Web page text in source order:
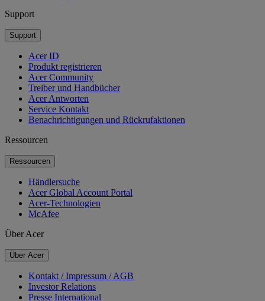
Support
Support
Acer ID
Produkt registrieren
Acer Community
Treiber und Handbücher
Acer Antworten
Service Kontakt
Benachrichtigungen und Rückrufaktionen
Ressourcen
Ressourcen
Händlersuche
Acer Global Account Portal
Acer-Technologien
McAfee
Über Acer
Über Acer
Kontakt / Impressum / AGB
Investor Relations
Presse International